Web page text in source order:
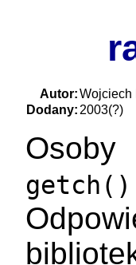
Autor:Wojciech
Dodany:2003(?)
getch()